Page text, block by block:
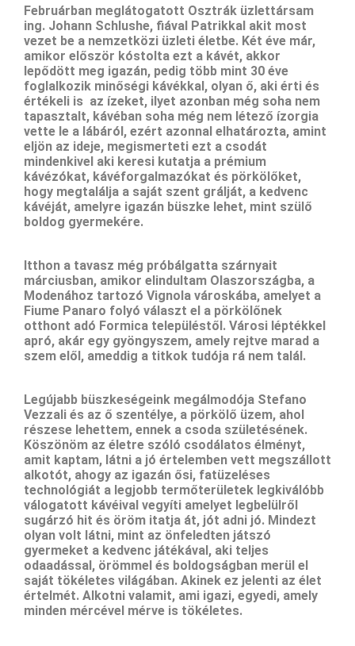
Februárban meglátogatott Osztrák üzlettársam
ing. Johann Schlushe, fiával Patrikkal akit most
vezet be a nemzetközi üzleti életbe. Két éve már,
amikor először kóstolta ezt a kávét, akkor
lepődött meg igazán, pedig több mint 30 éve
foglalkozik minőségi kávékkal, olyan ő, aki érti és
értékeli is az ízeket, ilyet azonban még soha nem
tapasztalt, kávéban soha még nem létező ízorgia
vette le a lábáról, ezért azonnal elhatározta, amint
eljön az ideje, megismerteti ezt a csodát
mindenkivel aki keresi kutatja a prémium
kávézókat, kávéforgalmazókat és pörkölőket,
hogy megtalálja a saját szent grálját, a kedvenc
kávéját, amelyre igazán büszke lehet, mint szülő
boldog gyermekére.
Itthon a tavasz még próbálgatta szárnyait
márciusban, amikor elindultam Olaszországba, a
Modenához tartozó Vignola városkába, amelyet a
Fiume Panaro folyó választ el a pörkölőnek
otthont adó Formica településtől. Városi léptékkel
apró, akár egy gyöngyszem, amely rejtve marad a
szem elől, ameddig a titkok tudója rá nem talál.
Legújabb büszkeségeink megálmodója Stefano
Vezzali és az ő szentélye, a pörkölő üzem, ahol
részese lehettem, ennek a csoda születésének.
Köszönöm az életre szóló csodálatos élményt,
amit kaptam, látni a jó értelemben vett megszállott
alkotót, ahogy az igazán ősi, fatüzeléses
technológiát a legjobb termőterületek legkiválóbb
válogatott kávéival vegyíti amelyet legbelülről
sugárzó hit és öröm itatja át, jót adni jó. Mindezt
olyan volt látni, mint az önfeledten játszó
gyermeket a kedvenc játékával, aki teljes
odaadással, örömmel és boldogságban merül el
saját tökéletes világában. Akinek ez jelenti az élet
értelmét. Alkotni valamit, ami igazi, egyedi, amely
minden mércével mérve is tökéletes.